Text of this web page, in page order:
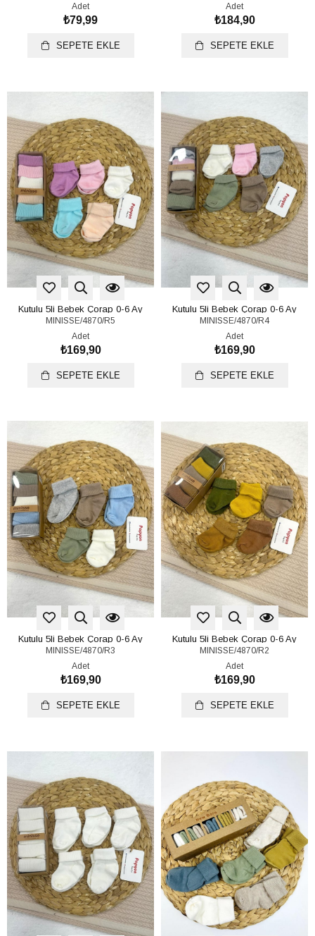
Adet
₺79,99
SEPETE EKLE
Adet
₺184,90
SEPETE EKLE
Kutulu 5li Bebek Çorap 0-6 Ay
(Ürün Videosu Açıklamada)
MINISSE/4870/R5
Adet
₺169,90
SEPETE EKLE
Kutulu 5li Bebek Çorap 0-6 Ay
(Ürün Videosu Açıklamada)
MINISSE/4870/R4
Adet
₺169,90
SEPETE EKLE
Kutulu 5li Bebek Çorap 0-6 Ay
(Ürün Videosu Açıklamada)
MINISSE/4870/R3
Adet
₺169,90
SEPETE EKLE
Kutulu 5li Bebek Çorap 0-6 Ay
(Ürün Videosu Açıklamada)
MINISSE/4870/R2
Adet
₺169,90
SEPETE EKLE